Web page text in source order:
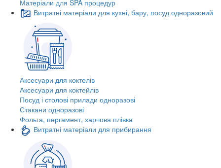
Матеріали для SPA процедур
Витратні матеріали для кухні, бару, посуд одноразовий
Аксесуари для коктелів
Аксесуари для коктейлів
Посуд і столові прилади одноразові
Стакани одноразові
Фольга, пергамент, харчова плівка
Витратні матеріали для прибирання